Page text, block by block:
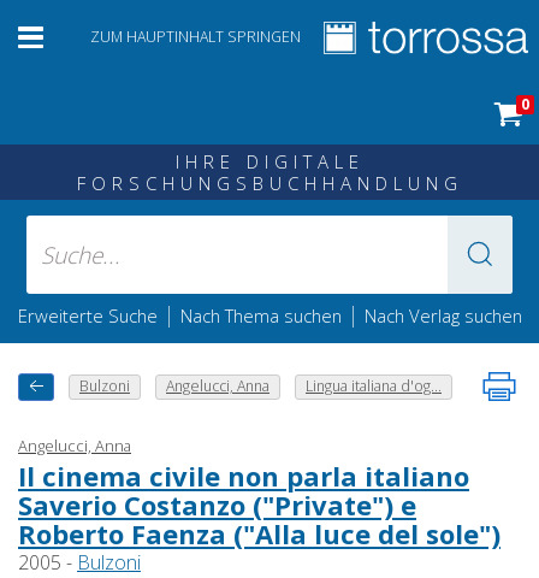
ZUM HAUPTINHALT SPRINGEN
0
IHRE DIGITALE
FORSCHUNGSBUCHHANDLUNG
Erweiterte Suche | Nach Thema suchen | Nach Verlag suchen
Bulzoni Angelucci, Anna Lingua italiana d'og...
Angelucci, Anna
Il cinema civile non parla italiano
Saverio Costanzo ("Private") e
Roberto Faenza ("Alla luce del sole")
2005 - Bulzoni